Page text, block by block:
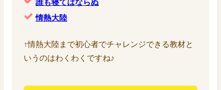
誰も寝てはならぬ
情熱大陸
↑情熱大陸まで初心者でチャレンジできる教材と
いうのはわくわくですね♪